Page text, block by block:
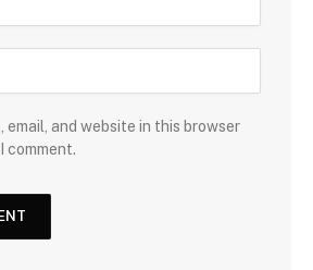
email, and website in this browser
comment.